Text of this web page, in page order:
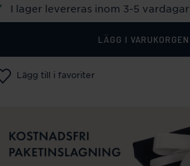
I lager levereras inom 3-5 vardagar
LÄGG I VARUKORGEN
Lägg till i favoriter